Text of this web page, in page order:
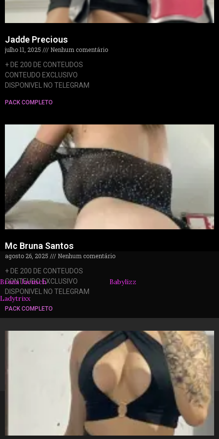
Jadde Precious
julho 11, 2025
Nenhum comentário
+ DE 200 DE CONTEUDOS
CONTEUDO EXCLUSIVO
DISPONIVEL NO TELEGRAM
PACK COMPLETO
Mc Bruna Santos
agosto 26, 2025
Nenhum comentário
+ DE 200 DE CONTEUDOS
CONTEUDO EXCLUSIVO
DISPONIVEL NO TELEGRAM
PACK COMPLETO
Bruna Jaensch
Babylizz
Ladytrixx
© 2026 packzinhos.com.br – Todos os direitos
reservados